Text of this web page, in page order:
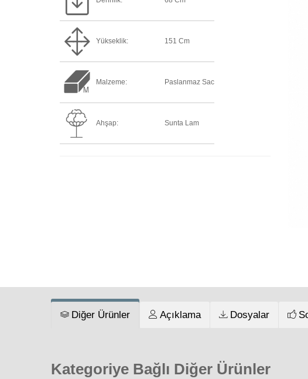
Yükseklik: 151 Cm
Malzeme: Paslanmaz Sac
Ahşap: Sunta Lam
Diğer Ürünler Açıklama Dosyalar
Kategoriye Bağlı Diğer Ürünler